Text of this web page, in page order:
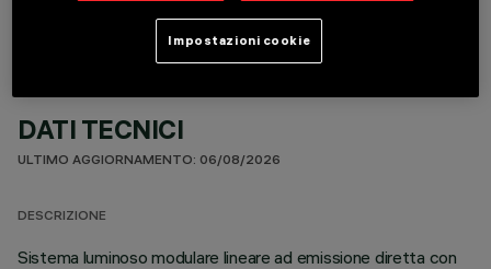
DATI TECNICI
ULTIMO AGGIORNAMENTO: 06/08/2026
DESCRIZIONE
Sistema luminoso modulare lineare ad emissione diretta con
Impostazioni cookie